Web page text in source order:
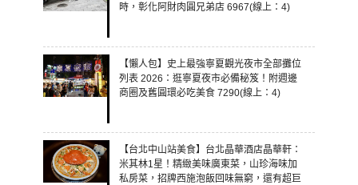
時，彰化阿財肉圓兄弟店 6967(線上：4)
【懶人包】史上最強寧夏觀光夜市全部攤位
列表 2026：逛寧夏夜市必備秘笈！附週邊
商圈及舊圓環必吃美食 7290(線上：4)
【台北中山站美食】台北晶華酒店晶華軒：
米其林1星！精緻美味廣東菜，山珍海味加
私房菜，招牌西施泡飯回味無窮，還有超巨